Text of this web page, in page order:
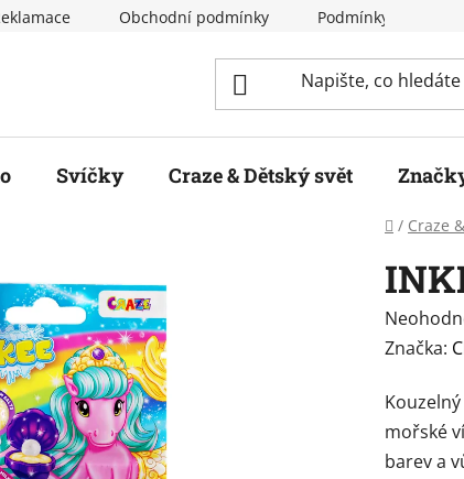
Obchodní podmínky Podmínky ochrany
Svíčky Craze & Dětský svět
Domů
/ Craze
je
0,0
z
Značka:
mořské
barev a